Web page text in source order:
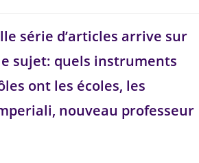
série d’articles arrive sur
sujet: quels instruments
ont les écoles, les
nouveau professeur